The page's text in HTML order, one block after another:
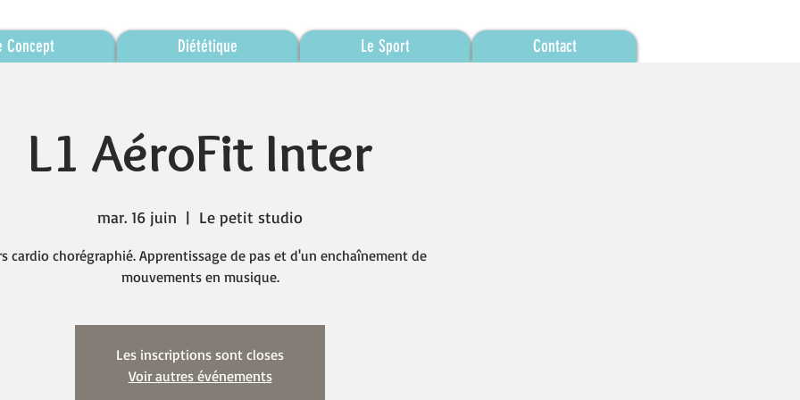
Concept Diététique Le Sport Contact
L1 AéroFit Inter
mar. 16 juin
  |
Le petit studio
cardio chorégraphié. Apprentissage de pas et d'un enchaînement de
mouvements en musique.
Les inscriptions sont closes
Voir autres événements